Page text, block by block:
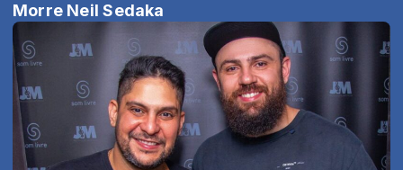
Morre Neil Sedaka